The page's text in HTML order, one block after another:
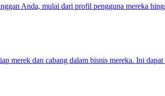
Anda, mulai dari profil pengguna mereka
dan cabang dalam bisnis mereka. Ini dapat